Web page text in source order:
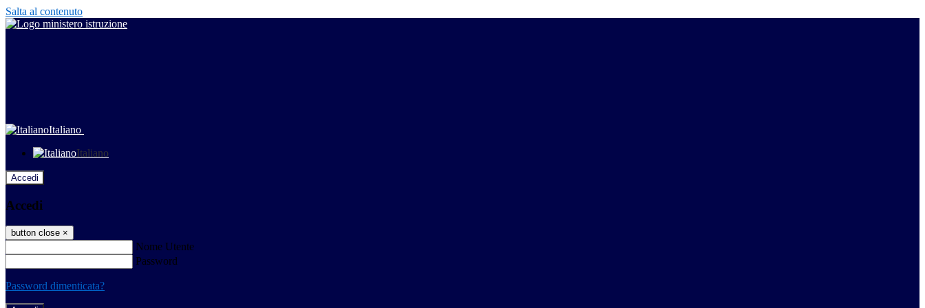
Salta al contenuto
Italiano
Italiano
Accedi
Accedi
button close ×
Nome Utente
Password
Password dimenticata?